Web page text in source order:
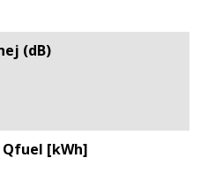
(dB)
[kWh]